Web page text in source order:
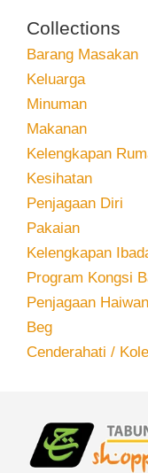
Collections
Barang Masakan
Keluarga
Minuman
Makanan
Kelengkapan
Kesihatan
Penjagaan Diri
Pakaian
Kelengkapan
Program Kongsi
Penjagaan Haiwan
Beg
Cenderahati /